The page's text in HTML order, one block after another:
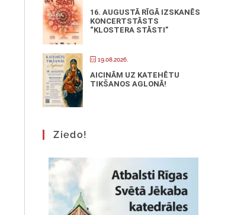
16. AUGUSTĀ RĪGĀ IZSKANĒS
KONCERTSTĀSTS
“KLOSTERA STĀSTI”
19.08.2026.
AICINĀM UZ KATEHĒTU
TIKŠANOS AGLONĀ!
Ziedo!